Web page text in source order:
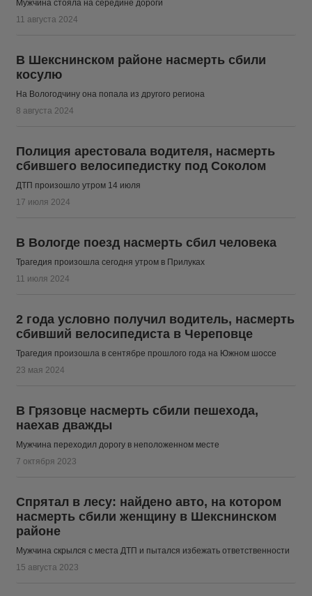
Мужчина стояла на середине дороги
11 августа 2024
В Шекснинском районе насмерть сбили
косулю
На Вологодчину она попала из другого региона
8 августа 2024
Полиция арестовала водителя, насмерть
сбившего велосипедистку под Соколом
ДТП произошло утром 14 июля
17 июля 2024
В Вологде поезд насмерть сбил человека
Трагедия произошла сегодня утром в Прилуках
11 июля 2024
2 года условно получил водитель, насмерть
сбивший велосипедиста в Череповце
Трагедия произошла в сентябре прошлого года на Южном шоссе
23 мая 2024
В Грязовце насмерть сбили пешехода,
наехав дважды
Мужчина переходил дорогу в неположенном месте
7 октября 2023
Спрятал в лесу: найдено авто, на котором
насмерть сбили женщину в Шекснинском
районе
Мужчина скрылся с места ДТП и пытался избежать ответственности
15 августа 2023